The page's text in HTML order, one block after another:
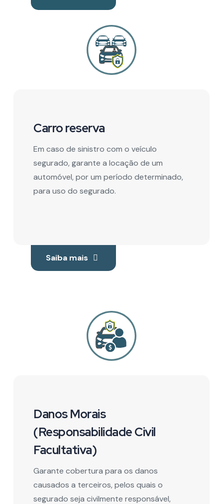
Carro reserva
Em caso de sinistro com o veículo
segurado, garante a locação de um
automóvel, por um período determinado,
para uso do segurado.
Saiba mais
Danos Morais
(Responsabilidade Civil
Facultativa)
Garante cobertura para os danos
causados a terceiros, pelos quais o
segurado seja civilmente responsável,